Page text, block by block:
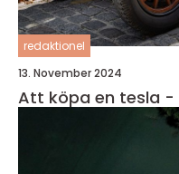
redaktionel
13. November 2024
Att köpa en tesla -